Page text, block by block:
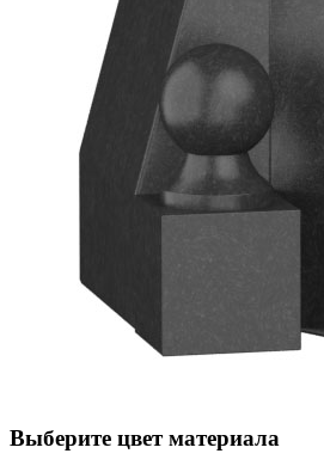
Выберите цвет материала